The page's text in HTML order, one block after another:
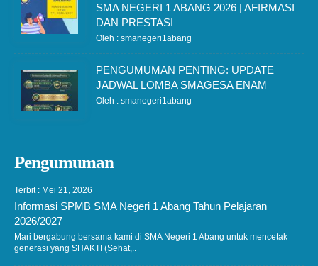
SMA NEGERI 1 ABANG 2026 | AFIRMASI
DAN PRESTASI
Oleh : smanegeri1abang
PENGUMUMAN PENTING: UPDATE
JADWAL LOMBA SMAGESA ENAM
Oleh : smanegeri1abang
Pengumuman
Terbit : Mei 21, 2026
Informasi SPMB SMA Negeri 1 Abang Tahun Pelajaran
2026/2027
Mari bergabung bersama kami di SMA Negeri 1 Abang untuk mencetak
generasi yang SHAKTI (Sehat,..